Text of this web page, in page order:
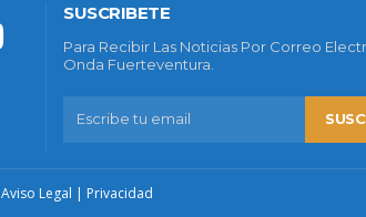
SUSCRIBETE
Para Recibir Las Noticias Por Correo
Onda Fuerteventura.
Aviso Legal | Privacidad